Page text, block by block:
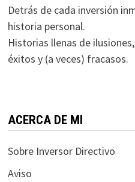
Detrás de cada inversión
historia personal.
Historias llenas de
éxitos y (a veces) fracasos.
ACERCA DE MI
Sobre Inversor Directivo
Aviso
visita. Si
rechaza estas
cookies,
algunas
funcionalidades
Marketing
Al compartir tus
comportamiento